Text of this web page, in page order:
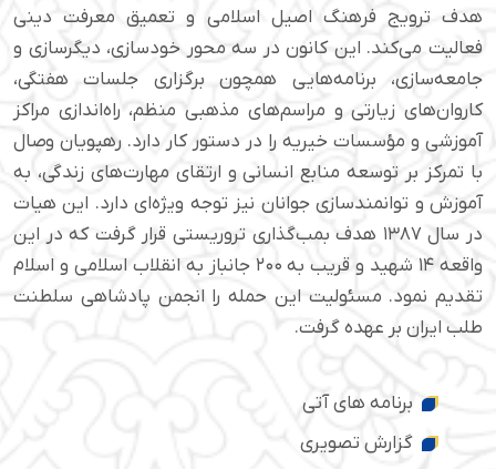
هدف ترویج فرهنگ اصیل اسلامی و تعمیق معرفت دینی
فعالیت می‌کند. این کانون در سه محور خودسازی، دیگرسازی و
جامعه‌سازی، برنامه‌هایی همچون برگزاری جلسات هفتگی،
کاروان‌های زیارتی و مراسم‌های مذهبی منظم، راه‌اندازی مراکز
آموزشی و مؤسسات خیریه را در دستور کار دارد. رهپویان وصال
با تمرکز بر توسعه منابع انسانی و ارتقای مهارت‌های زندگی، به
آموزش و توانمندسازی جوانان نیز توجه ویژه‌ای دارد. این هیات
در سال ۱۳۸۷ هدف بمب‌گذاری تروریستی قرار گرفت که در این
واقعه ۱۴ شهید و قریب به ۲۰۰ جانباز به انقلاب اسلامی و اسلام
تقدیم نمود. مسئولیت این حمله را انجمن پادشاهی سلطنت
طلب ایران بر عهده گرفت.
برنامه های آتی
گزارش تصویری